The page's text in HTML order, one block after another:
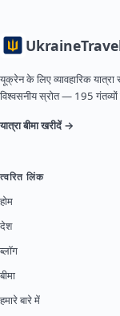
Ukraine
यूक्रेन के लिए व्यावहारिक
विश्वसनीय स्रोत — 195
यात्रा बीमा खरीदें →
त्वरित लिंक
होम
देश
ब्लॉग
बीमा
हमारे बारे में